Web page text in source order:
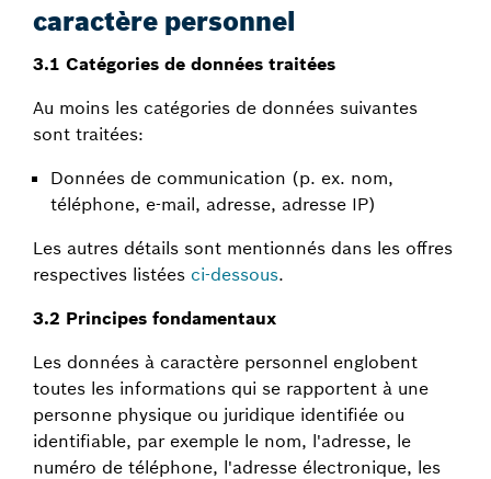
caractère personnel
3.1 Catégories de données traitées
Au moins les catégories de données suivantes
sont traitées:
Données de communication (p. ex. nom,
téléphone, e-mail, adresse, adresse IP)
Les autres détails sont mentionnés dans les offres
respectives listées ci-dessous.
3.2 Principes fondamentaux
Les données à caractère personnel englobent
toutes les informations qui se rapportent à une
personne physique ou juridique identifiée ou
identifiable, par exemple le nom, l'adresse, le
numéro de téléphone, l'adresse électronique, les